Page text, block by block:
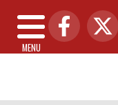
MENU